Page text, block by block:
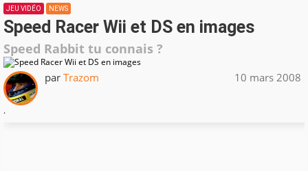
JEU VIDÉO NEWS
Speed Racer Wii et DS en images
Speed Rabbit tu connais ?
par Trazom 10 mars 2008
.